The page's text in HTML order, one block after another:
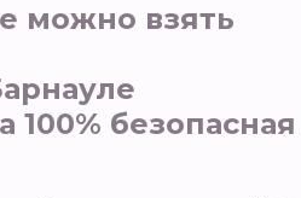
можно взять